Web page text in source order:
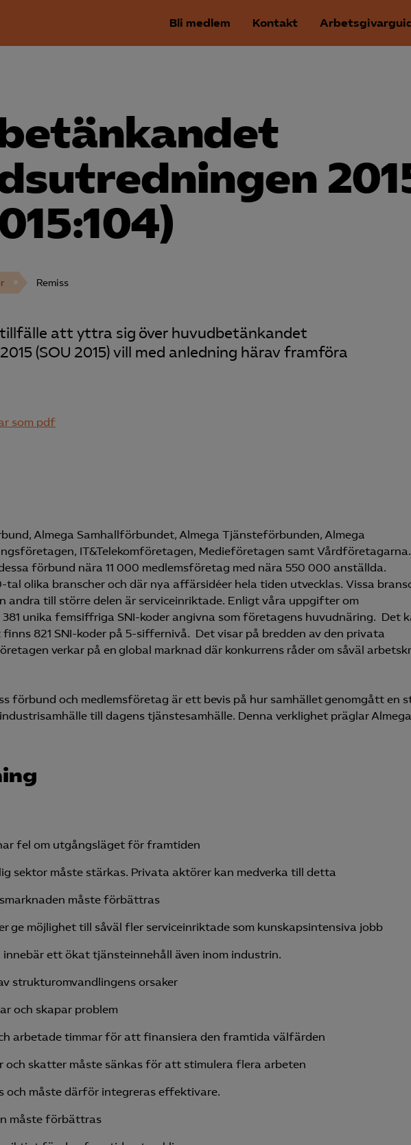
Bli medlem Kontakt
Remiss
att yttra sig över huvudbetänkandet
(SOU 2015) vill med anledning härav framföra
som pdf
Almega Samhallförbundet, Almega Tjänsteförbunden, Almega
IT&Telekomföretagen, Medieföretagen samt Vårdföretagarna.
förbund nära 11 000 medlemsföretag med nära 550 000 anställda.
olika branscher och där nya affärsidéer hela tiden utvecklas. Vissa
andra till större delen är serviceinriktade. Enligt våra uppgifter om
unika femsiffriga SNI-koder angivna som företagens huvudnäring. Det
821 SNI-koder på 5-siffernivå. Det visar på bredden av den privata
verkar på en global marknad där konkurrens råder om såväl
förbund och medlemsföretag är ett bevis på hur samhället genomgått en
till dagens tjänstesamhälle. Denna verklighet präglar
fel om utgångsläget för framtiden
sektor måste stärkas. Privata aktörer kan medverka till detta
måste förbättras
ge möjlighet till såväl fler serviceinriktade som kunskapsintensiva jobb
ett ökat tjänsteinnehåll även inom industrin.
strukturomvandlingens orsaker
och skapar problem
arbetade timmar för att finansiera den framtida välfärden
skatter måste sänkas för att stimulera flera arbeten
och måste därför integreras effektivare.
måste förbättras